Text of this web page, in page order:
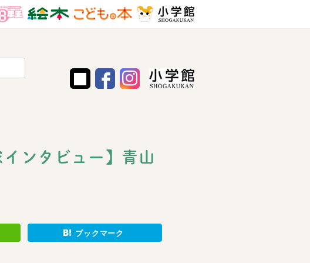
ンタビュー】青山
ブックマーク